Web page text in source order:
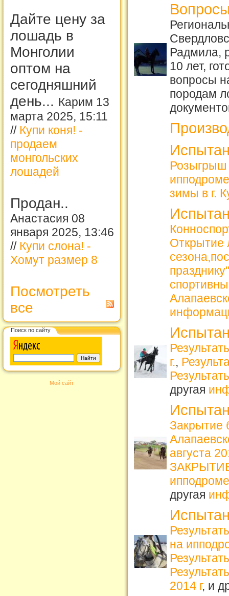
Дайте цену за
лошадь в
Монголии
оптом на
сегодняшний
день... Карим 13
марта 2025, 15:11
// Купи коня! -
продаем
монгольских
лошадей
Продан..
Анастасия 08
января 2025, 13:46
// Купи слона! -
Хомут размер 8
Посмотреть
все
Поиск по сайту
Мой сайт
Радмила,
10 лет,
вопросы
породам
Розыгрыш
зимы в г.
Открытие
г.,
другая
Закрытие
августа
ЗАКРЫТИЕ
другая
на
2014 г, и